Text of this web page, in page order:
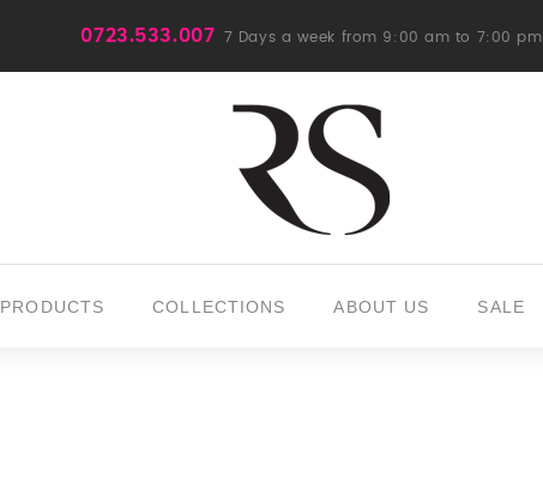
0723.533.007 7 Days a week from 9:00 am to 7:00 pm
PRODUCTS COLLECTIONS ABOUT US SALE